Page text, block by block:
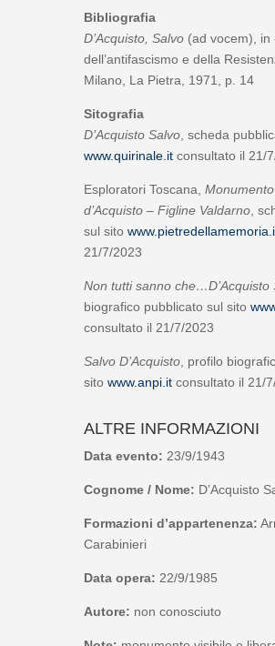
Bibliografia
D’Acquisto, Salvo(ad vocem), in
dell’antifascismo e della
Milano, La Pietra, 1971, p. 14
Sitografia
D’Acquisto Salvo, scheda
www.quirinale.itconsultato il 21/
Esploratori Toscana,
d’Acquisto – Figline Valdarno,
sul sito
21/7/2023
Non tutti sanno che…D’Acquisto
biografico pubblicato sul sito
consultato il 21/7/2023
Salvo D’Acquisto, profilo
sito www.anpi.itconsultato il 21/
ALTRE INFORMAZIONI
Data evento: 23/9/1943
Cognome / Nome: D’Acquisto
Formazioni d’appartenenza:
Carabinieri
Data opera: 22/9/1985
Autore: non conosciuto